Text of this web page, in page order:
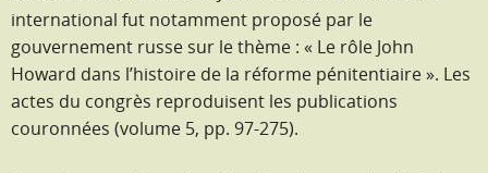
international fut notamment proposé par le
gouvernement russe sur le thème : « Le rôle John
Howard dans l’histoire de la réforme pénitentiaire ». Les
actes du congrès reproduisent les publications
couronnées (volume 5, pp. 97-275).